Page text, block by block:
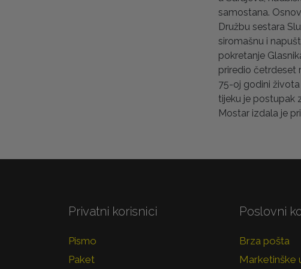
samostana.
Družbu sestara
siromašnu i
pokretanje
priredio četrdeset
75-oj godini
tijeku je postupak
Mostar izdala je
Privatni korisnici
Pismo
Paket
Poslovni
Brza pošta
Marketinške